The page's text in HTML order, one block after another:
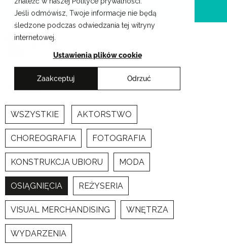
Jeśli odmówisz, Twoje informacje nie będą
śledzone podczas odwiedzania tej witryny
internetowej.
Ustawienia plików cookie
Zaakceptuj Odrzuć
Przejdź
treści
Krakowskie Szkoły Artystyczne
Newsy
WSZYSTKIE AKTORSTWO
CHOREOGRAFIA FOTOGRAFIA
KONSTRUKCJA UBIORU MODA
OSIĄGNIĘCIA REŻYSERIA
VISUAL MERCHANDISING WNĘTRZA
WYDARZENIA